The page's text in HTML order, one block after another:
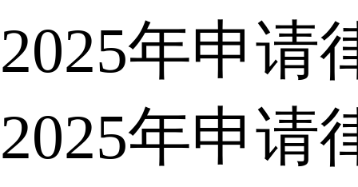
2025年申请
2025年申请